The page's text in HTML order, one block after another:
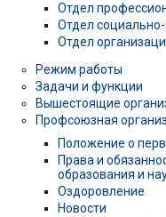
Отдел
Отдел
Отдел
Режим работы
Задачи и функции
Вышестоящие
Профсоюзная
Положение о
Права и
образования и
Оздоровление
Новости